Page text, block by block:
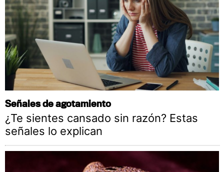
Señales de agotamiento
¿Te sientes cansado sin razón? Estas
señales lo explican